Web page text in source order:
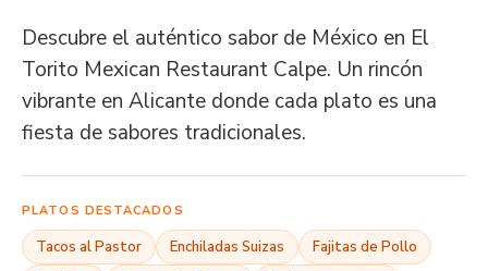
Descubre el auténtico sabor de México en El
Torito Mexican Restaurant Calpe. Un rincón
vibrante en Alicante donde cada plato es una
fiesta de sabores tradicionales.
PLATOS DESTACADOS
Tacos al Pastor Enchiladas Suizas
Fajitas de Pollo